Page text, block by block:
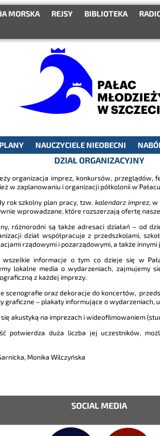
MORSKA REJSY BIBLIOTEKA
NAUCZYCIELE NIEOBECNI
DZIAŁ ORGANIZACYJNY
organizacja imprez, konkursów,
w zaplanowaniu i organizacji półkolonii w
rok szkolny plan pracy, tzw. kalendarz imprez, w
wprowadzane, które rozszerzają ofertę
różnorodni są także adresaci działań – od
dział współpracuje z przedszkolami,
rządowymi i pozarządowymi, a także innymi
informacje o tym co dzieje się w
lokalne media o wydarzeniach, zajmujemy
z każdej imprezy.
scenografie oraz dekoracje do koncertów,
– plakaty informujące o wydarzeniach,
akustyką na imprezach i wideofilmowaniem
potwierdza duża liczba jej uczestników,
Monika Wilczyńska
SOCIAL MEDIA